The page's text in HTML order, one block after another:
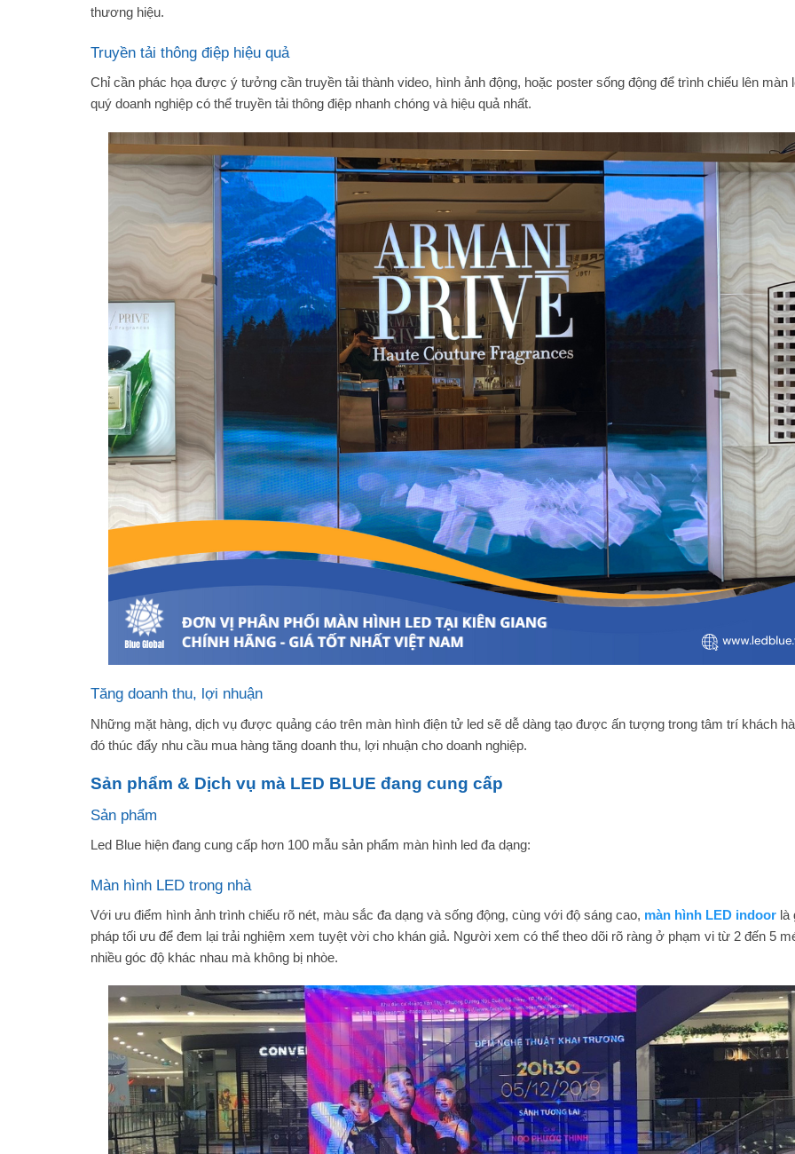
thương hiệu.
Truyền tải thông điệp hiệu quả
Chỉ cần phác họa được ý tưởng cần truyền tải thành video, hình ảnh động, hoặc poster sống động để trình chiếu lên màn
quý doanh nghiệp có thể truyền tải thông điệp nhanh chóng và hiệu quả nhất.
Tăng doanh thu, lợi nhuận
Những mặt hàng, dịch vụ được quảng cáo trên màn hình điện tử led sẽ dễ dàng tạo được ấn tượng trong tâm trí khách
đó thúc đẩy nhu cầu mua hàng tăng doanh thu, lợi nhuận cho doanh nghiệp.
Sản phẩm & Dịch vụ mà LED BLUE đang cung cấp
Sản phẩm
Led Blue hiện đang cung cấp hơn 100 mẫu sản phẩm màn hình led đa dạng:
Màn hình LED trong nhà
Với ưu điểm hình ảnh trình chiếu rõ nét, màu sắc đa dạng và sống động, cùng với độ sáng cao, màn hình LED indoor là
pháp tối ưu để đem lại trải nghiệm xem tuyệt vời cho khán giả. Người xem có thể theo dõi rõ ràng ở phạm vi từ 2 đến 5
nhiều góc độ khác nhau mà không bị nhòe.